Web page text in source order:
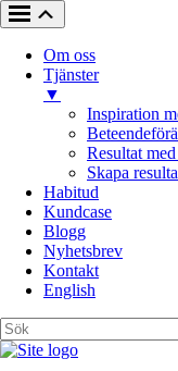
Om oss
Tjänster
▼
Inspiration
Resultat
Skapa
Habitud
Kundcase
Blogg
Nyhetsbrev
Kontakt
English